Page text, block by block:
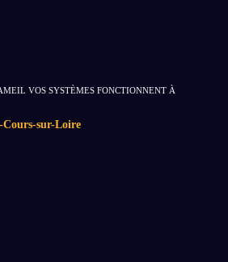
VOS SYSTÈMES FONCTIONNENT À
Cours-sur-Loire